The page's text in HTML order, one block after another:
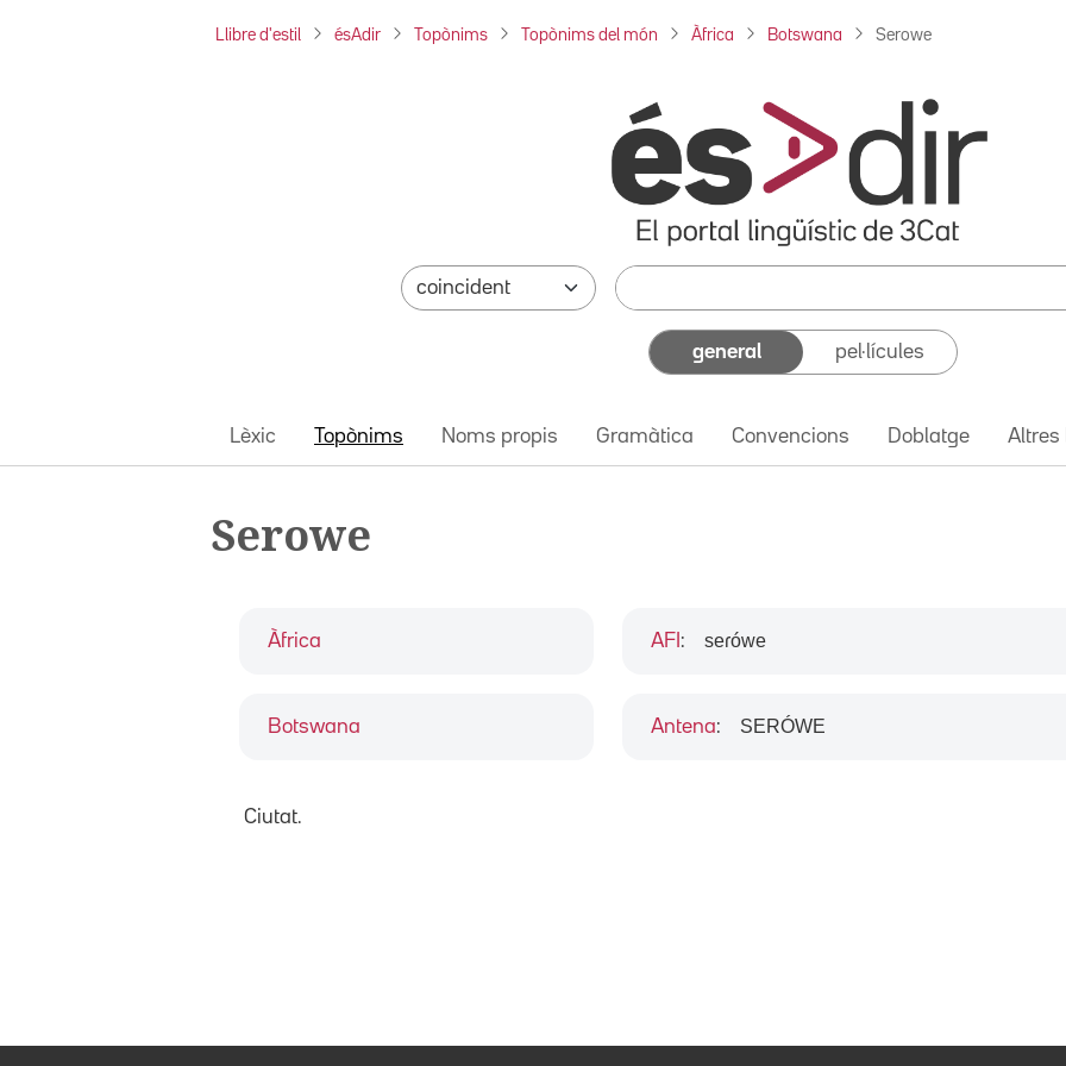
Llibre d'estil ésAdir Topònims Topònims del món Àfrica Botswana Serowe
general pel·lícules
Lèxic Topònims Noms propis Gramàtica Convencions Doblatge Altres
Serowe
Àfrica
Botswana
AFI : seɾówe
Antena: SERÓWE
Ciutat.